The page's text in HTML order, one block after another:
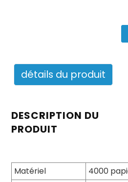
détails du produit
DESCRIPTION DU
PRODUIT
Matériel 4000